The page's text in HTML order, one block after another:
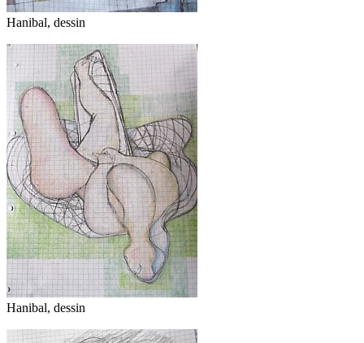
Hanibal, dessin
Hanibal, dessin